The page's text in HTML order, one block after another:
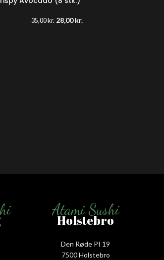
35,00kr. 28,00kr.
Atami Sushi
Holstebro
Den Røde PI 19
7500 Holstebro